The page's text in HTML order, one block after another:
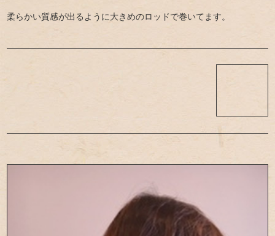
柔らかい質感が出るように大きめのロッドで巻いてます。